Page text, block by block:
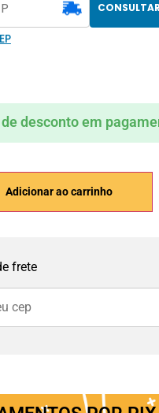
CONSULTAR
de desconto em
Adicionar ao carrinho
frete